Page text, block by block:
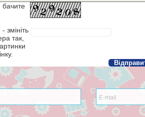
бачите
змініть
так,